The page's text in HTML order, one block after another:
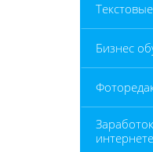
Бизнес
интернете